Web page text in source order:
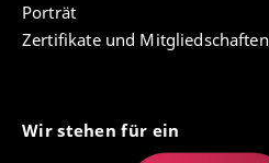
Porträt
Zertifikate und Mitgliedschaften
Wir stehen für ein